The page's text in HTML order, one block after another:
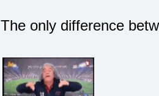
The only difference